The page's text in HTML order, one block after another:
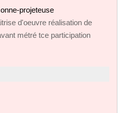
projeteuse
d'oeuvre réalisation de
métré tce participation